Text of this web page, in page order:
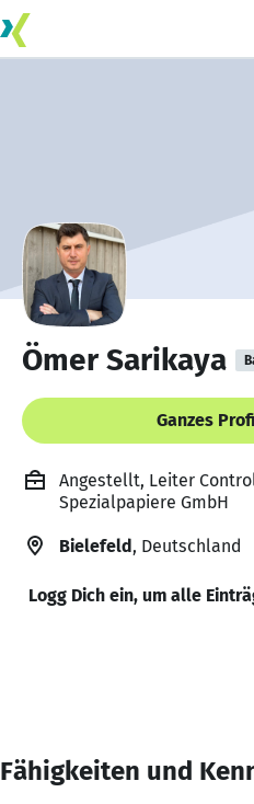
Ömer Sarikaya
Ganzes
Angestellt, Leiter
Spezialpapiere GmbH
Bielefeld, Deutschland
Logg Dich ein, um alle
Fähigkeiten und